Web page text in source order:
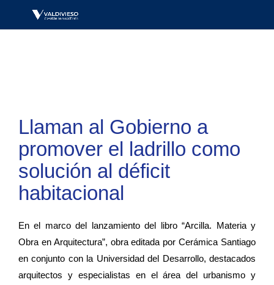
Llaman al Gobierno a
promover el ladrillo como
solución al déficit
habitacional
En el marco del lanzamiento del libro “Arcilla. Materia y
Obra en Arquitectura”, obra editada por Cerámica Santiago
en conjunto con la Universidad del Desarrollo, destacados
arquitectos y especialistas en el área del urbanismo y